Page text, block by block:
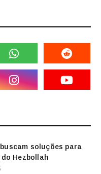
soluções para
Hezbollah